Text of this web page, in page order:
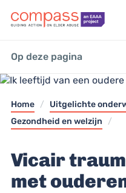
Home / Uitgelichte
Gezondheid en welzijn
/
Vicair
met
Op deze pagina